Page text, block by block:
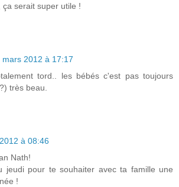
ça serait super utile !
mars 2012 à 17:17
tord.. les bébés c'est pas toujours
très beau.
à 08:46
Nath!
jeudi pour te souhaiter avec ta famille une
!